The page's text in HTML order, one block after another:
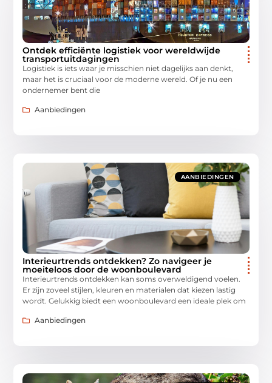
Ontdek efficiënte logistiek voor wereldwijde
transportuitdagingen
Logistiek is iets waar je misschien niet dagelijks aan denkt,
maar het is cruciaal voor de moderne wereld. Of je nu een
ondernemer bent die
Aanbiedingen
AANBIEDINGEN
Interieurtrends ontdekken? Zo navigeer je
moeiteloos door de woonboulevard
Interieurtrends ontdekken kan soms overweldigend voelen.
Er zijn zoveel stijlen, kleuren en materialen dat kiezen lastig
wordt. Gelukkig biedt een woonboulevard een ideale plek om
Aanbiedingen